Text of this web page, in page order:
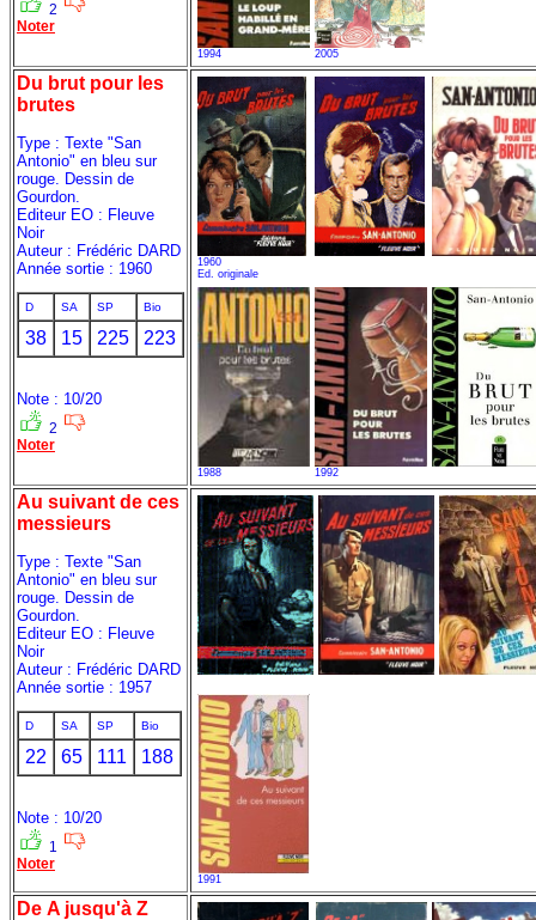
2
Noter
1994 2005
Du brut pour les
brutes
Type : Texte "San
Antonio" en bleu sur
rouge. Dessin de
Gourdon.
Editeur EO : Fleuve
Noir
Auteur : Frédéric DARD
Année sortie : 1960
D SA SP Bio
38 15 225 223
Note : 10/20
2
Noter
1960
Ed. originale
1988 1992
Au suivant de ces
messieurs
Type : Texte "San
Antonio" en bleu sur
rouge. Dessin de
Gourdon.
Editeur EO : Fleuve
Noir
Auteur : Frédéric DARD
Année sortie : 1957
D SA SP Bio
22 65 111 188
Note : 10/20
1
Noter
1991
De A jusqu'à Z